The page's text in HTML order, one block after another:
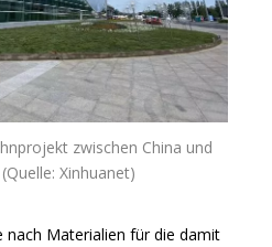
zwischen China und
Xinhuanet)
nach Materialien für die damit